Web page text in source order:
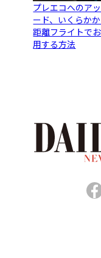
プレエコへのア
ード、いくらか
距離フライトで
用する方法